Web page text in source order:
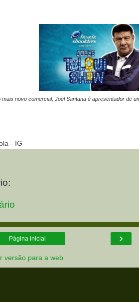
mais novo comercial, Joel Santana é apresentador de
- IG
›
Página inicial
versão para a web